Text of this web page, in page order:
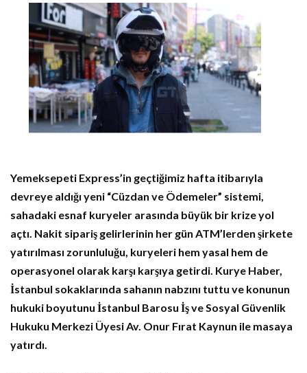
Yemeksepeti Express’in geçtiğimiz hafta itibarıyla
devreye aldığı yeni “Cüzdan ve Ödemeler” sistemi,
sahadaki esnaf kuryeler arasında büyük bir krize yol
açtı. Nakit sipariş gelirlerinin her gün ATM’lerden şirkete
yatırılması zorunluluğu, kuryeleri hem yasal hem de
operasyonel olarak karşı karşıya getirdi. Kurye Haber,
İstanbul sokaklarında sahanın nabzını tuttu ve konunun
hukuki boyutunu İstanbul Barosu İş ve Sosyal Güvenlik
Hukuku Merkezi Üyesi Av. Onur Fırat Kaynun ile masaya
yatırdı.